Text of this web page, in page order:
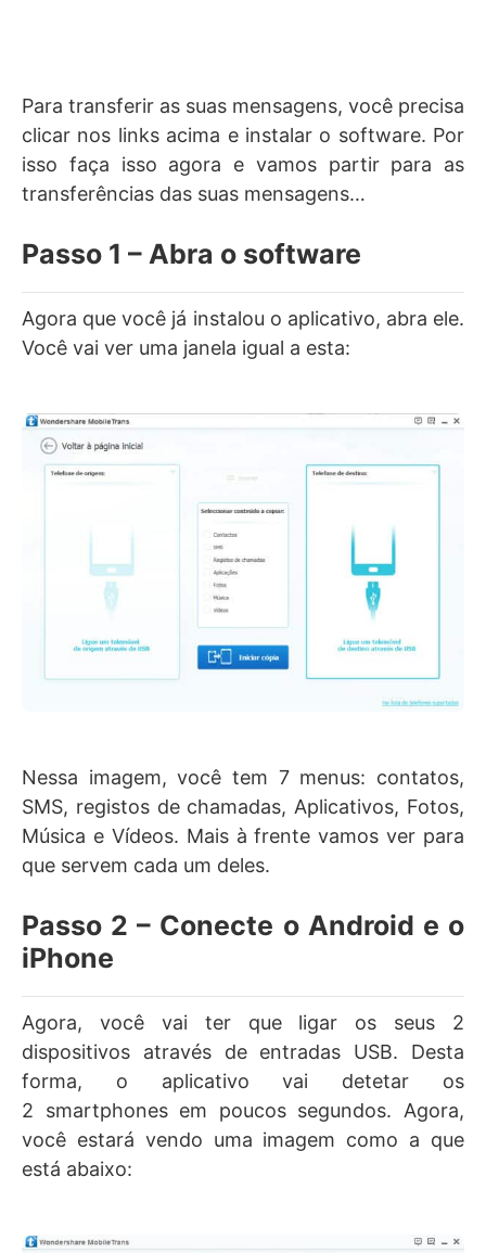
Para transferir as suas mensagens, você precisa
clicar nos links acima e instalar o software. Por
isso faça isso agora e vamos partir para as
transferências das suas mensagens…
Passo 1 – Abra o software
Agora que você já instalou o aplicativo, abra ele.
Você vai ver uma janela igual a esta:
Nessa imagem, você tem 7 menus: contatos,
SMS, registos de chamadas, Aplicativos, Fotos,
Música e Vídeos. Mais à frente vamos ver para
que servem cada um deles.
Passo 2 – Conecte o Android e o
iPhone
Agora, você vai ter que ligar os seus 2
dispositivos através de entradas USB. Desta
forma, o aplicativo vai detetar os
2 smartphones em poucos segundos. Agora,
você estará vendo uma imagem como a que
está abaixo: